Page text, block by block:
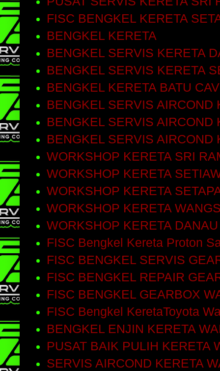
FISC BENGKEL KERETA
BENGKEL KERETA
BENGKEL SERVIS KERETA
BENGKEL SERVIS KERETA
BENGKEL KERETA BATU
BENGKEL SERVIS AIRCOND
BENGKEL SERVIS AIRCOND
BENGKEL SERVIS AIRCOND
WORKSHOP KERETA SRI
WORKSHOP KERETA
WORKSHOP KERETA
WORKSHOP KERETA
WORKSHOP KERETA
FISC Bengkel Kereta Proton
FISC BENGKEL SERVIS
FISC BENGKEL REPAIR
FISC BENGKEL GEARBOX
FISC Bengkel KeretaToyota
BENGKEL ENJIN KERETA
PUSAT BAIK PULIH KERETA
SERVIS AIRCOND KERETA